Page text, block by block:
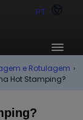
PT
e Rotulagem ›
Hot Stamping?